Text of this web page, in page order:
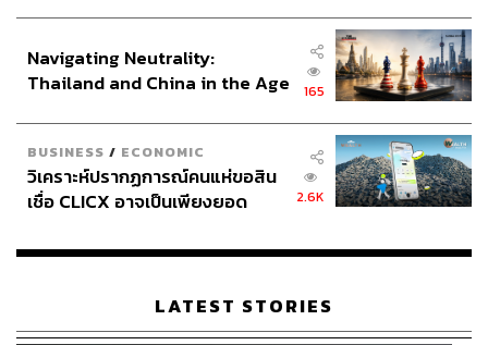
Navigating Neutrality:
Thailand and China in the Age
165
BUSINESS / ECONOMIC
วิเคราะห์ปรากฏการณ์คนแห่ขอสิน
เชื่อ CLICX อาจเป็นเพียงยอด
เรือนไทยที่ถูกซุกไว้
2.6K
LATEST STORIES